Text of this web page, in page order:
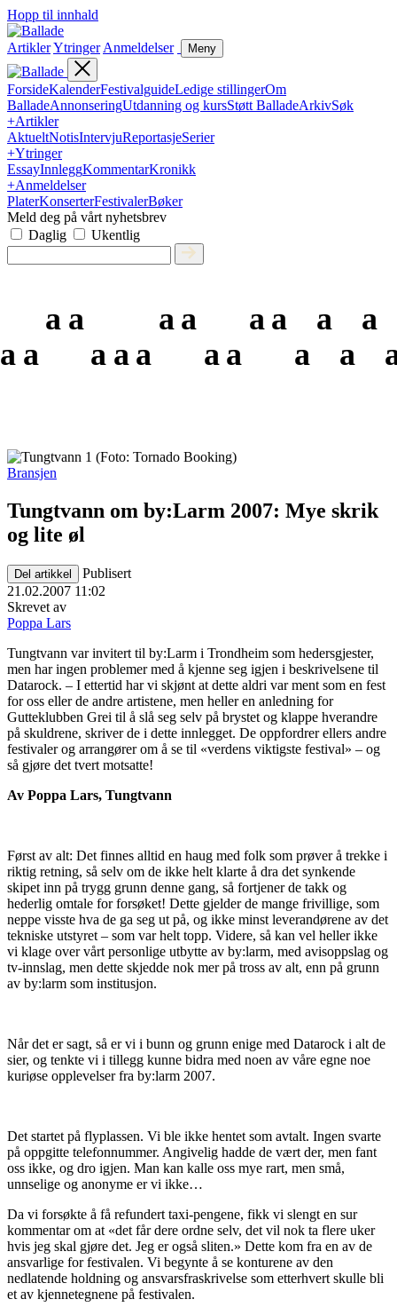
Hopp til innhald
ArtiklerYtringer Anmeldelser Meny
ForsideKalenderFestivalguideLedige stillingerOm
BalladeAnnonseringUtdanning og kursStøtt BalladeArkivSøk
+Artikler
AktueltNotisIntervjuReportasjeSerier
+Ytringer
EssayInnleggKommentarKronikk
+Anmeldelser
PlaterKonserterFestivalerBøker
Meld deg på vårt nyhetsbrev
Daglig
Ukentlig
a
a
a
a a
a
Bransjen
Tungtvann om by:Larm 2007: Mye skrik
og lite øl
Del artikkel
Publisert
21.02.2007 11:02
Skrevet av
Poppa Lars
Tungtvann var invitert til by:Larm i Trondheim som hedersgjester,
men har ingen problemer med å kjenne seg igjen i beskrivelsene til
Datarock. – I ettertid har vi skjønt at dette aldri var ment som en fest
for oss eller de andre artistene, men heller en anledning for
Gutteklubben Grei til å slå seg selv på brystet og klappe hverandre
på skuldrene, skriver de i dette innlegget. De oppfordrer ellers andre
festivaler og arrangører om å se til «verdens viktigste festival» – og
så gjøre det tvert motsatte!
Av Poppa Lars, Tungtvann
Først av alt: Det finnes alltid en haug med folk som prøver å trekke i
riktig retning, så selv om de ikke helt klarte å dra det synkende
skipet inn på trygg grunn denne gang, så fortjener de takk og
hederlig omtale for forsøket! Dette gjelder de mange frivillige, som
neppe visste hva de ga seg ut på, og ikke minst leverandørene av det
tekniske utstyret – som var helt topp. Videre, så kan vel heller ikke
vi klage over vårt personlige utbytte av by:larm, med avisoppslag og
tv-innslag, men dette skjedde nok mer på tross av alt, enn på grunn
av by:larm som institusjon.
Når det er sagt, så er vi i bunn og grunn enige med Datarock i alt de
sier, og tenkte vi i tillegg kunne bidra med noen av våre egne noe
kuriøse opplevelser fra by:larm 2007.
Det startet på flyplassen. Vi ble ikke hentet som avtalt. Ingen svarte
på oppgitte telefonnummer. Angivelig hadde de vært der, men fant
oss ikke, og dro igjen. Man kan kalle oss mye rart, men små,
unnselige og anonyme er vi ikke…
Da vi forsøkte å få refundert taxi-pengene, fikk vi slengt en sur
kommentar om at «det får dere ordne selv, det vil nok ta flere uker
hvis jeg skal gjøre det. Jeg er også sliten.» Dette kom fra en av de
ansvarlige for festivalen. Vi begynte å se konturene av den
nedlatende holdning og ansvarsfraskrivelse som etterhvert skulle bli
et av kjennetegnene på festivalen.